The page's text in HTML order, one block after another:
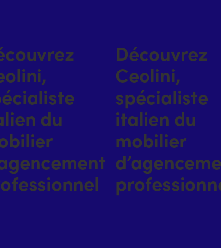
du
Découvrez
Ceolini,
spécialiste
italien du
mobilier